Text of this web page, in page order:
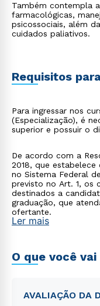
Também contempla
farmacológicas,
psicossociais, além
cuidados paliativos.
Requisitos
Para ingressar nos
(Especialização), é
superior e possuir o
De acordo com a
2018, que
no Sistema Federal
previsto no Art. 1, os
destinados a
graduação, que
ofertante.
Ler mais
O que você
AVALIAÇÃO DA